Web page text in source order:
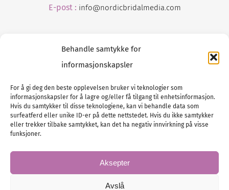
Behandle samtykke for
informasjonskapsler
For å gi deg den beste opplevelsen bruker vi teknologier som
informasjonskapsler for å lagre og/eller få tilgang til enhetsinformasjon.
Hvis du samtykker til disse teknologiene, kan vi behandle data som
surfeatferd eller unike ID-er på dette nettstedet. Hvis du ikke samtykker
eller trekker tilbake samtykket, kan det ha negativ innvirkning på visse
funksjoner.
Aksepter
Avslå
E-post : info@nordicbridalmedia.com
Tlf :23 00 80 90
E-post :info@ nordicbridalmedia.com